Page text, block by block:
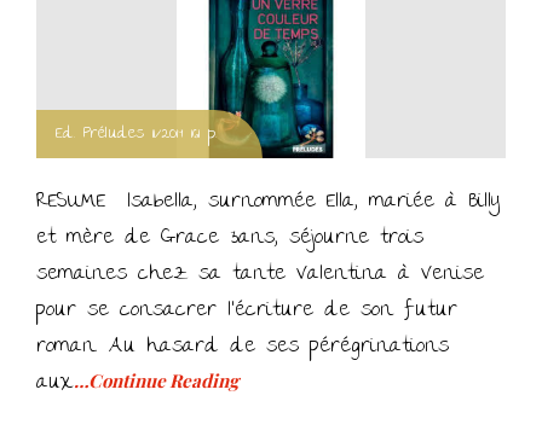
Ed. Préludes 11/2019 161 p.
RESUME Isabella, surnommée Ella, mariée à Billy
et mère de Grace 3ans, séjourne trois
semaines chez sa tante Valentina à Venise
pour se consacrer l’écriture de son futur
roman. Au hasard de ses pérégrinations
aux…Continue Reading